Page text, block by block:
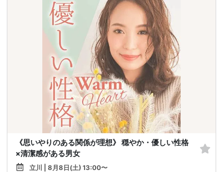
《思いやりのある関係が理想》 穏やか・優しい性格
×清潔感がある男女
立川 | 8月8日(土) 13:00〜